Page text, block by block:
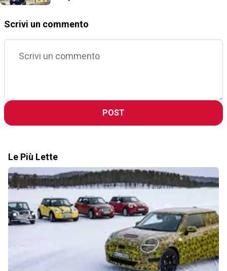
Scrivi un commento
POST
Le Più Lette